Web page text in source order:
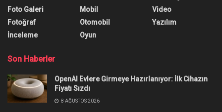
Corsair ile ilgili paylaşılan yeni bir kullanıcı
deneyimi, donanım fiyatları konusundaki
tartışmaları yeniden alevlendirdi.
Yazar: Muhammed Kayan